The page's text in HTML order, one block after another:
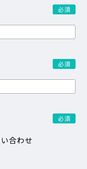
必須
必須
必須
合わせ